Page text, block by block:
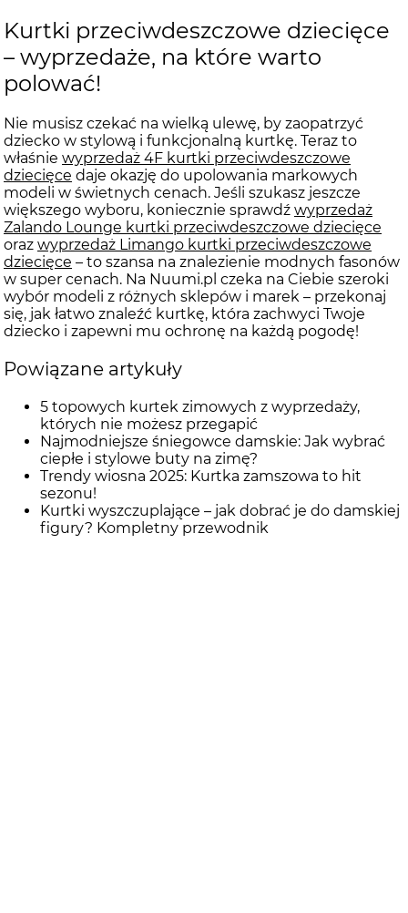
Kurtki przeciwdeszczowe dziecięce
– wyprzedaże, na które warto
polować!
Nie musisz czekać na wielką ulewę, by zaopatrzyć
dziecko w stylową i funkcjonalną kurtkę. Teraz to
właśnie wyprzedaż 4F kurtki przeciwdeszczowe
dziecięce daje okazję do upolowania markowych
modeli w świetnych cenach. Jeśli szukasz jeszcze
większego wyboru, koniecznie sprawdź wyprzedaż
Zalando Lounge kurtki przeciwdeszczowe dziecięce
oraz wyprzedaż Limango kurtki przeciwdeszczowe
dziecięce – to szansa na znalezienie modnych fasonów
w super cenach. Na Nuumi.pl czeka na Ciebie szeroki
wybór modeli z różnych sklepów i marek – przekonaj
się, jak łatwo znaleźć kurtkę, która zachwyci Twoje
dziecko i zapewni mu ochronę na każdą pogodę!
Powiązane artykuły
5 topowych kurtek zimowych z wyprzedaży,
których nie możesz przegapić
Najmodniejsze śniegowce damskie: Jak wybrać
ciepłe i stylowe buty na zimę?
Trendy wiosna 2025: Kurtka zamszowa to hit
sezonu!
Kurtki wyszczuplające – jak dobrać je do damskiej
figury? Kompletny przewodnik